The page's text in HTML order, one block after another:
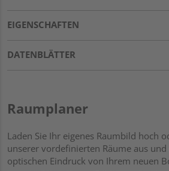
EIGENSCHAFTEN
DATENBLÄTTER
Raumplaner
Laden Sie Ihr eigenes Raumbild hoch
unserer vordefinierten Räume aus und
optischen Eindruck von Ihrem neuen